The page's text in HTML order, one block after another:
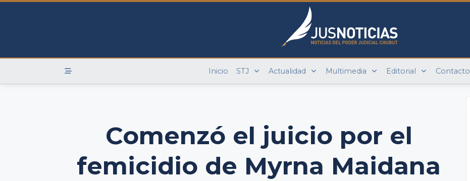
Skip
Inicio STJ Actualidad Multimedia Editorial Contacto
Comenzó el juicio por el
femicidio de Myrna Maidana